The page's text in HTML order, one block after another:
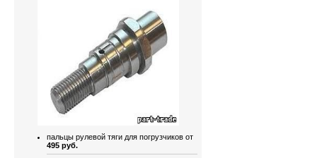
пальцы рулевой тяги для погрузчиков от
495 руб.